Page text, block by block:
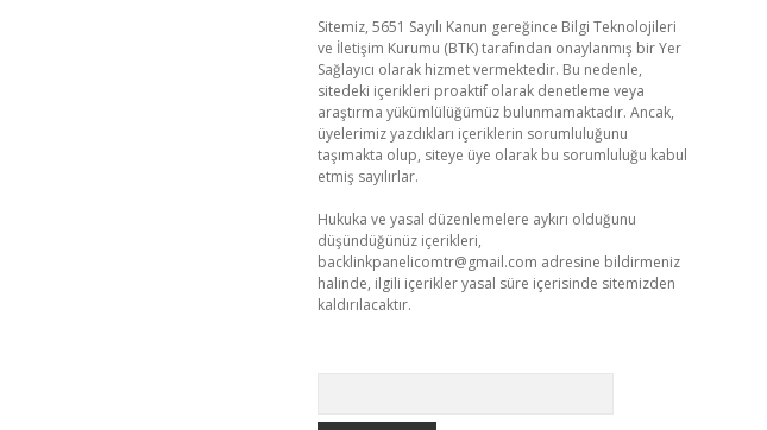
Sitemiz, 5651 Sayılı Kanun gereğince Bilgi Teknolojileri
ve İletişim Kurumu (BTK) tarafından onaylanmış bir Yer
Sağlayıcı olarak hizmet vermektedir. Bu nedenle,
sitedeki içerikleri proaktif olarak denetleme veya
araştırma yükümlülüğümüz bulunmamaktadır. Ancak,
üyelerimiz yazdıkları içeriklerin sorumluluğunu
taşımakta olup, siteye üye olarak bu sorumluluğu kabul
etmiş sayılırlar.
Hukuka ve yasal düzenlemelere aykırı olduğunu
düşündüğünüz içerikleri,
backlinkpanelicomtr@gmail.com adresine bildirmeniz
halinde, ilgili içerikler yasal süre içerisinde sitemizden
kaldırılacaktır.